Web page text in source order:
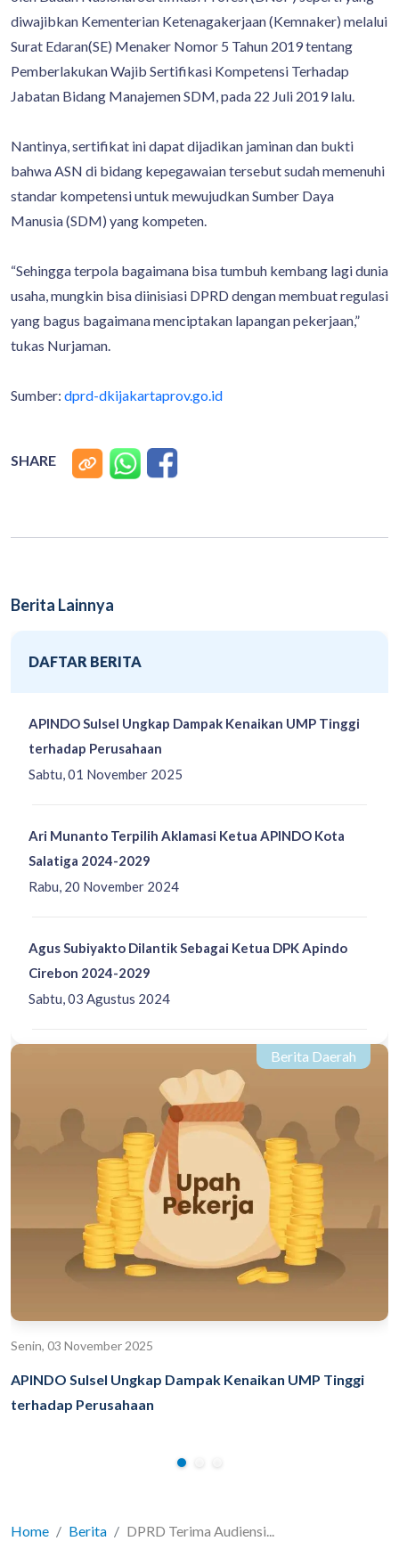
diwajibkan Kementerian Ketenagakerjaan (Kemnaker) melalui
Surat Edaran(SE) Menaker Nomor 5 Tahun 2019 tentang
Pemberlakukan Wajib Sertifikasi Kompetensi Terhadap
Jabatan Bidang Manajemen SDM, pada 22 Juli 2019 lalu.
Nantinya, sertifikat ini dapat dijadikan jaminan dan bukti
bahwa ASN di bidang kepegawaian tersebut sudah memenuhi
standar kompetensi untuk mewujudkan Sumber Daya
Manusia (SDM) yang kompeten.
“Sehingga terpola bagaimana bisa tumbuh kembang lagi dunia
usaha, mungkin bisa diinisiasi DPRD dengan membuat regulasi
yang bagus bagaimana menciptakan lapangan pekerjaan,”
tukas Nurjaman.
Sumber: dprd-dkijakartaprov.go.id
SHARE
Berita Lainnya
DAFTAR BERITA
Sabtu, 01 November 2025
APINDO Sulsel Ungkap Dampak Kenaikan UMP Tinggi
terhadap Perusahaan
Rabu, 20 November 2024
Ari Munanto Terpilih Aklamasi Ketua APINDO Kota
Salatiga 2024-2029
Sabtu, 03 Agustus 2024
Agus Subiyakto Dilantik Sebagai Ketua DPK Apindo
Cirebon 2024-2029
Berita Daerah
Senin, 03 November 2025
APINDO Sulsel Ungkap Dampak Kenaikan UMP Tinggi
terhadap Perusahaan
Home Berita DPRD Terima Audiensi...